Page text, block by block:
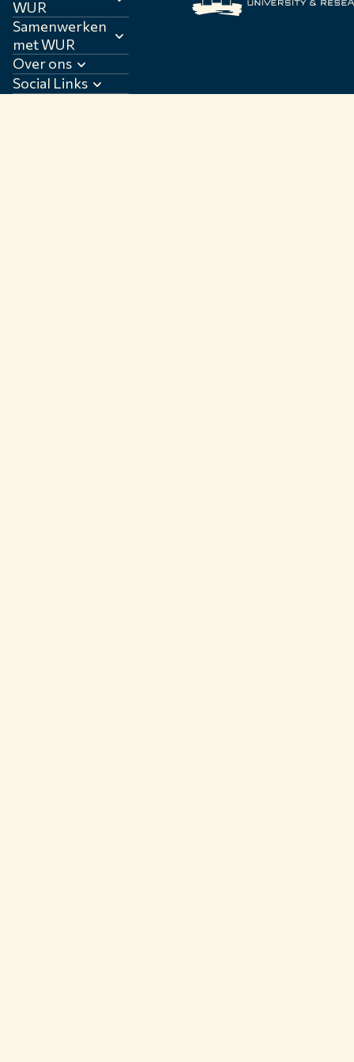
wil
bioinformatica
verder
versterken als
verbindende
discipline
antibiotica met
WUR
Samenwerken
met WUR
Over ons
Social Links